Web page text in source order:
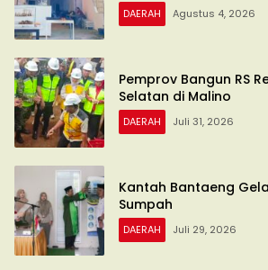
DAERAH Agustus 4, 2026
Pemprov Bangun RS
Selatan di Malino
DAERAH Juli 31, 2026
Kantah Bantaeng
Sumpah
DAERAH Juli 29, 2026